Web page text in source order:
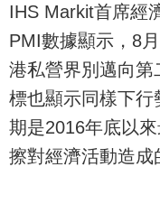
IHS Markit首席經
PMI數據顯示，8
港私營界別邁向
標也顯示同樣下行
期是2016年底以
擦對經濟活動造成